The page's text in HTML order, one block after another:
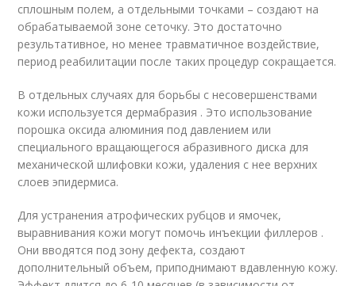
сплошным полем, а отдельными точками – создают на
обрабатываемой зоне сеточку. Это достаточно
результативное, но менее травматичное воздействие,
период реабилитации после таких процедур сокращается.
В отдельных случаях для борьбы с несовершенствами
кожи используется дермабразия . Это использование
порошка оксида алюминия под давлением или
специального вращающегося абразивного диска для
механической шлифовки кожи, удаления с нее верхних
слоев эпидермиса.
Для устранения атрофических рубцов и ямочек,
выравнивания кожи могут помочь инъекции филлеров .
Они вводятся под зону дефекта, создают
дополнительный объем, приподнимают вдавленную кожу.